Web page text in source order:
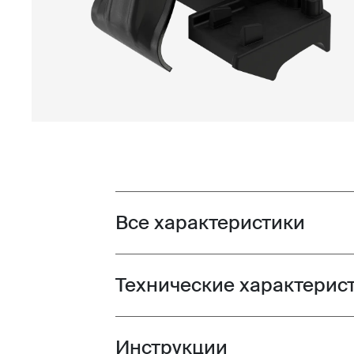
Toggle features
Все характеристики
Toggle techspec
Технические
Toggle guides and instructions
Инструкции